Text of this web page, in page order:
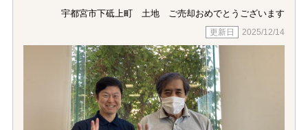
大変お世話になりました。
宇都宮市下砥上町 土地 ご売却おめでとうございます
2025/12/14